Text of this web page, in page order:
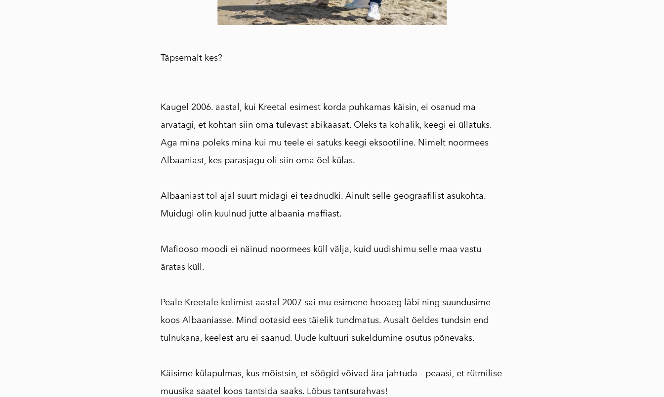
250ml
Traditsiooniline
nahahooldustoote
Reisiraamat "Muna
haikukogu "Kreeka
kapriisid"
Täpsemalt kes?
Kaugel 2006. aastal, kui Kreetal esimest korda puhkamas käisin, ei osanud ma
arvatagi, et kohtan siin oma tulevast abikaasat. Oleks ta kohalik, keegi ei üllatuks.
Aga mina poleks mina kui mu teele ei satuks keegi eksootiline. Nimelt noormees
Albaaniast, kes parasjagu oli siin oma õel külas.
Albaaniast tol ajal suurt midagi ei teadnudki. Ainult selle geograafilist asukohta.
Muidugi olin kuulnud jutte albaania maffiast.
Mafiooso moodi ei näinud noormees küll välja, kuid uudishimu selle maa vastu
äratas küll.
Peale Kreetale kolimist aastal 2007 sai mu esimene hooaeg läbi ning suundusime
koos Albaaniasse. Mind ootasid ees täielik tundmatus. Ausalt öeldes tundsin end
tulnukana, keelest aru ei saanud. Uude kultuuri sukeldumine osutus põnevaks.
Käisime külapulmas, kus mõistsin, et söögid võivad ära jahtuda - peaasi, et rütmilise
muusika saatel koos tantsida saaks. Lõbus tantsurahvas!